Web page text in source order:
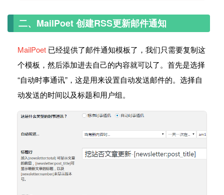
二、MailPoet 创建RSS更新邮件通知
MailPoet 已经提供了邮件通知模板了，我们只需要复制这
个模板，然后添加进去自己的内容就可以了。首先是选择
“自动时事通讯”，这是用来设置自动发送邮件的。选择自
动发送的时间以及标题和用户组。